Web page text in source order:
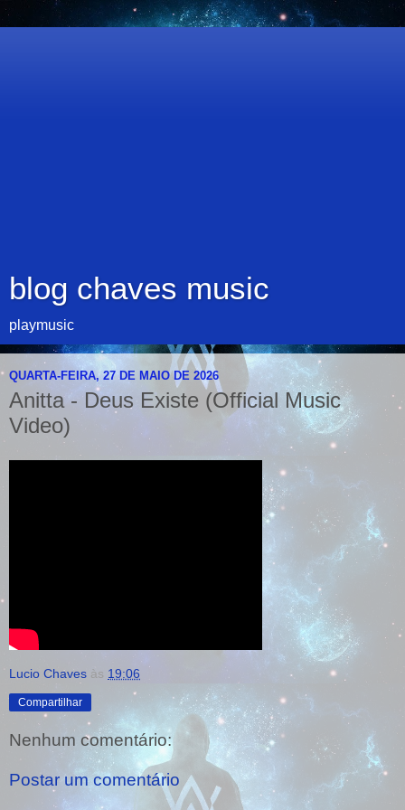
blog chaves music
playmusic
QUARTA-FEIRA, 27 DE MAIO DE 2026
Anitta - Deus Existe (Official Music
Video)
Lucio Chaves às 19:06
Compartilhar
Nenhum comentário:
Postar um comentário